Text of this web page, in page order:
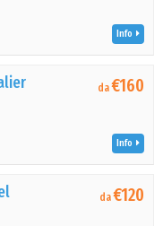
Info
da€160
Info
da€120